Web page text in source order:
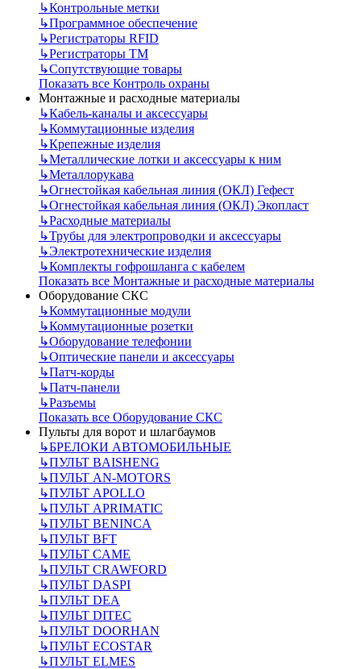
↳Контрольные метки
↳Программное обеспечение
↳Регистраторы RFID
↳Регистраторы ТМ
↳Сопутствующие товары
Показать все Контроль охраны
Монтажные и расходные материалы
↳Кабель-каналы и аксессуары
↳Коммутационные изделия
↳Крепежные изделия
↳Металлические лотки и аксессуары к ним
↳Металлорукава
↳Огнестойкая кабельная линия (ОКЛ) Гефест
↳Огнестойкая кабельная линия (ОКЛ) Экопласт
↳Расходные материалы
↳Трубы для электропроводки и аксессуары
↳Электротехнические изделия
↳Комплекты гофрошланга с кабелем
Показать все Монтажные и расходные материалы
Оборудование СКС
↳Коммутационные модули
↳Коммутационные розетки
↳Оборудование телефонии
↳Оптические панели и аксессуары
↳Патч-корды
↳Патч-панели
↳Разъемы
Показать все Оборудование СКС
Пульты для ворот и шлагбаумов
↳БРЕЛОКИ АВТОМОБИЛЬНЫЕ
↳ПУЛЬТ BAISHENG
↳ПУЛЬТ AN-MOTORS
↳ПУЛЬТ APOLLO
↳ПУЛЬТ APRIMATIC
↳ПУЛЬТ BENINCA
↳ПУЛЬТ BFT
↳ПУЛЬТ CAME
↳ПУЛЬТ CRAWFORD
↳ПУЛЬТ DASPI
↳ПУЛЬТ DEA
↳ПУЛЬТ DITEC
↳ПУЛЬТ DOORHAN
↳ПУЛЬТ ECOSTAR
↳ПУЛЬТ ELMES